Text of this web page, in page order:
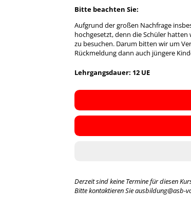
Bitte beachten Sie:
Aufgrund der großen Nachfrage
hochgesetzt, denn die Schüler
zu besuchen. Darum bitten wir um
Rückmeldung dann auch jüngere
Lehrgangsdauer: 12 UE
Derzeit sind keine Termine für diesen
Bitte kontaktieren Sie ausbildung@asb-